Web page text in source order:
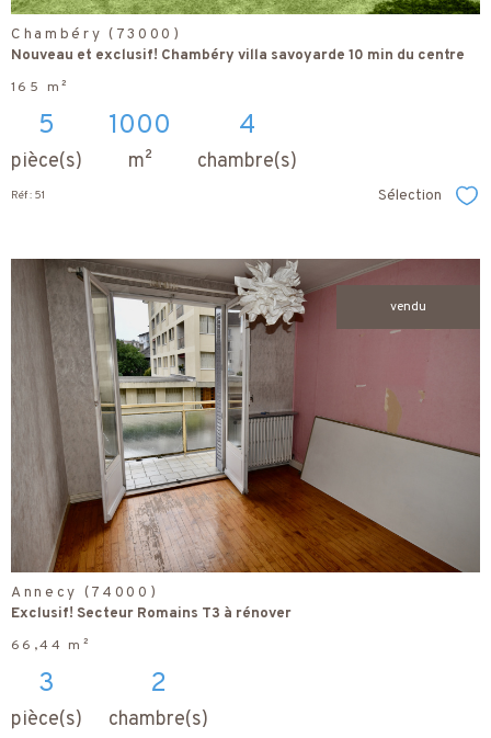
Chambéry (73000)
Nouveau et exclusif! Chambéry villa savoyarde 10 min du centre
165 m²
5
pièce(s)
1000
m²
4
chambre(s)
Réf : 51 Sélection
vendu
voir le
bien
Annecy (74000)
Exclusif! Secteur Romains T3 à rénover
66,44 m²
3
pièce(s)
2
chambre(s)